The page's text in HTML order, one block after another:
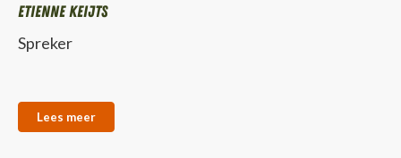
Etienne Keijts
Spreker
Lees meer